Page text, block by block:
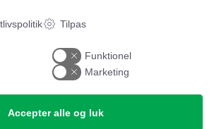
Tilpas
Funktionel
Marketing
Accepter alle og luk